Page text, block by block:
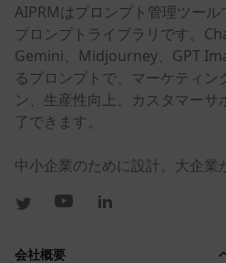
AIPRMはプロンプト管理ツー
プロンプトライブラリです。
Gemini、Midjourney、GPT
るプロンプトで、マーケティン
ン、生産性向上、カスタマー
了できます。
中小企業のために設計。大企業
会社概要